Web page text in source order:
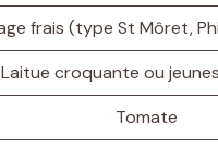
frais (type St Môret,
Laitue croquante ou
Tomate